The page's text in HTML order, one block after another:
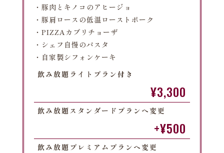
・豚肉とキノコのアヒージョ
・豚肩ロースの低温ローストポーク
・PIZZAカプリチョーザ
・シェフ自慢のパスタ
・自家製シフォンケーキ
飲み放題ライトプラン付き
¥3,300
飲み放題スタンダードプランへ変更
+¥500
飲み放題プレミアムプランへ変更